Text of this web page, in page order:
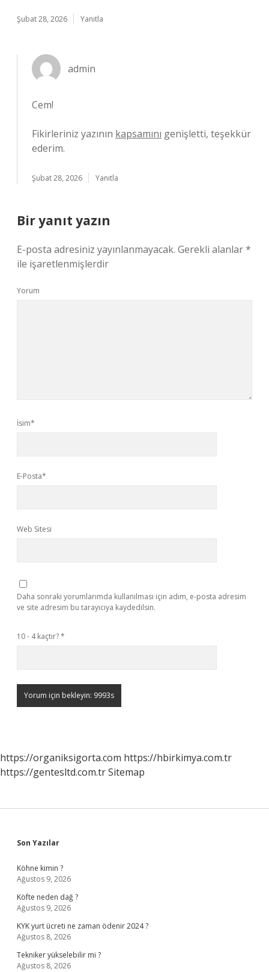
Şubat 28, 2026 Yanıtla
admin
Cem!
Fikirleriniz yazının kapsamını genişletti, teşekkür
ederim.
Şubat 28, 2026 Yanıtla
Bir yanıt yazın
E-posta adresiniz yayınlanmayacak. Gerekli alanlar*
ile işaretlenmişlerdir
Yorum
İsim*
E-Posta*
Web Sitesi
Daha sonraki yorumlarımda kullanılması için adım, e-posta adresim
ve site adresim bu tarayıcıya kaydedilsin.
10 - 4 kaçtır?*
https://organiksigorta.com https://hbirkimya.com.tr
https://gentesltd.com.trSitemap
Sidebar
Son Yazılar
Köhne kimin ?
Ağustos 9, 2026
Köfte neden dağ ?
Ağustos 9, 2026
KYK yurt ücreti ne zaman ödenir 2024 ?
Ağustos 8, 2026
Tekniker yükselebilir mi ?
Ağustos 8, 2026